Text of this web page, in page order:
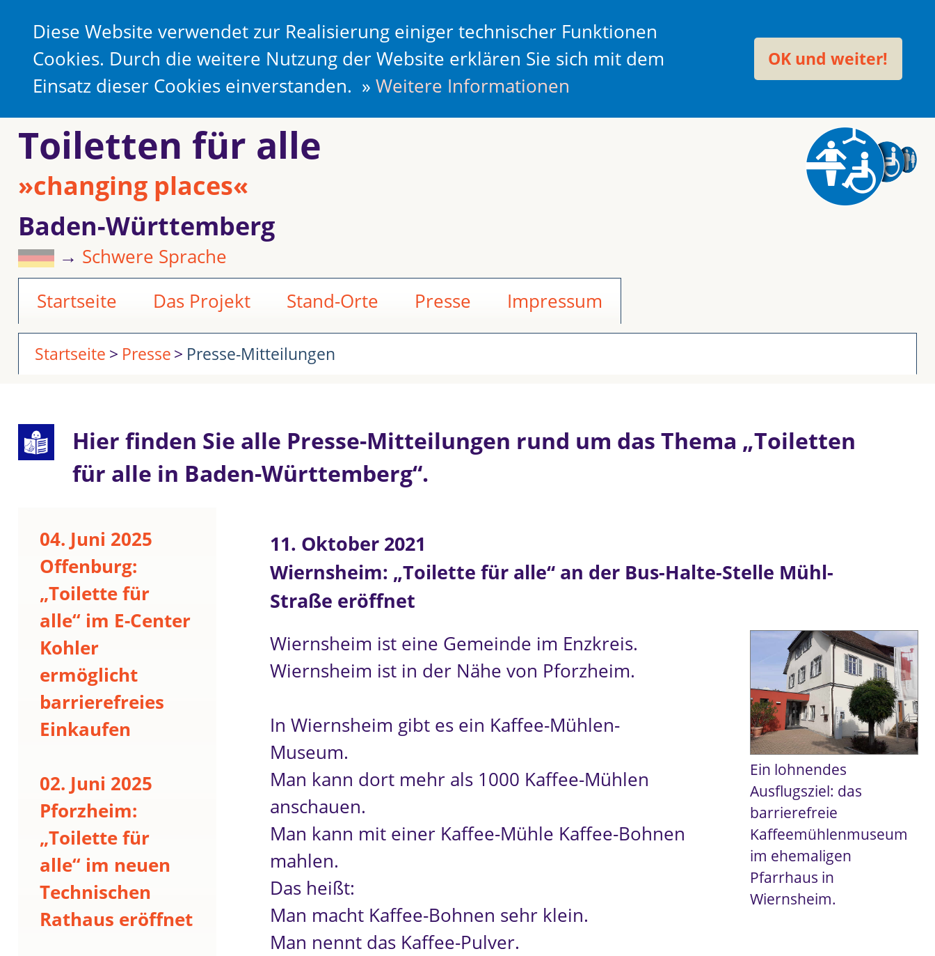
Diese Website verwendet zur Realisierung einiger technischer Funktionen
Cookies. Durch die weitere Nutzung der Website erklären Sie sich mit dem
Einsatz dieser Cookies einverstanden. » Weitere Informationen
OK und weiter!
Toiletten für alle
»changing places«
Baden-Württemberg
→ Schwere Sprache
Startseite
Das Projekt Stand-Orte Presse Impressum
Startseite Presse Presse-Mitteilungen
Hier finden Sie alle Presse-Mitteilungen rund um das Thema „Toiletten
für alle in Baden-Württemberg“.
04. Juni 2025
Offenburg:
„Toilette für
alle“ im E-Center
Kohler
ermöglicht
barrierefreies
Einkaufen
02. Juni 2025
Pforzheim:
„Toilette für
alle“ im neuen
Technischen
Rathaus eröffnet
11. Oktober 2021
Wiernsheim: „Toilette für alle“ an der Bus-Halte-Stelle Mühl-
Straße eröffnet
Wiernsheim ist eine Gemeinde im Enzkreis.
Wiernsheim ist in der Nähe von Pforzheim.
In Wiernsheim gibt es ein Kaffee-Mühlen-
Museum.
Man kann dort mehr als 1000 Kaffee-Mühlen
anschauen.
Man kann mit einer Kaffee-Mühle Kaffee-Bohnen
mahlen.
Das heißt:
Man macht Kaffee-Bohnen sehr klein.
Man nennt das Kaffee-Pulver.
Ein lohnendes
Ausflugsziel: das
barrierefreie
Kaffeemühlenmuseum
im ehemaligen
Pfarrhaus in
Wiernsheim.